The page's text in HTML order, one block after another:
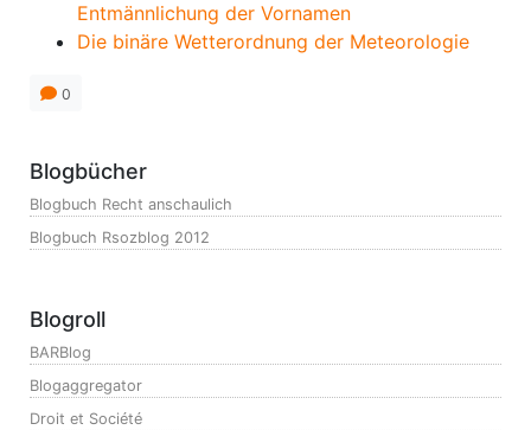
Entmännlichung der Vornamen
Die binäre Wetterordnung der Meteorologie
0
Blogbücher
Blogbuch Recht anschaulich
Blogbuch Rsozblog 2012
Blogroll
BARBlog
Blogaggregator
Droit et Société